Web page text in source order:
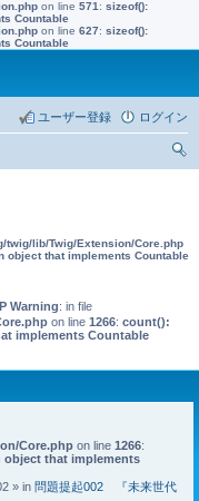
on line 571 : sizeof():
Countable
on line 627: sizeof():
Countable
ログイン
ユーザー登録
twig/lib/Twig/Extension/Core.php
object that implements Countable
Warning: in file
on line 1266: count():
implements Countable
Core.php on line 1266:
object that implements
» in 問題提起002 『未来世代